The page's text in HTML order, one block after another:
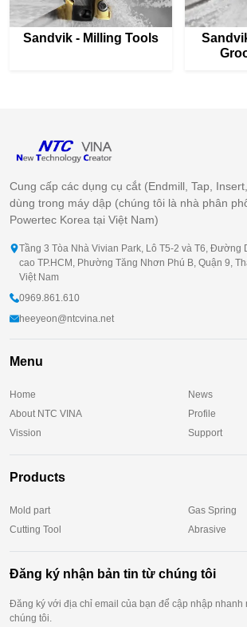
Sandvik - Milling Tools
Cung cấp các dụng cụ cắt (Endmill, Tap,
dùng trong máy dập (chúng tôi là nhà phân
Powertec Korea tại Việt Nam)
Tầng 3 Tòa Nhà Vivian Park, Lô T5-2 và T6, Đường
cao TP.HCM, Phường Tăng Nhơn Phú B, Quận 9,
Việt Nam
0969.861.610
heeyeon@ntcvina.net
Menu
Home
News
About NTC VINA
Profile
Vission
Support
Products
Mold part
Gas Spring
Cutting Tool
Abrasive
Đăng ký nhận bản tin từ chúng tôi
Đăng ký với địa chỉ email của bạn để cập nhập nhanh
chúng tôi.